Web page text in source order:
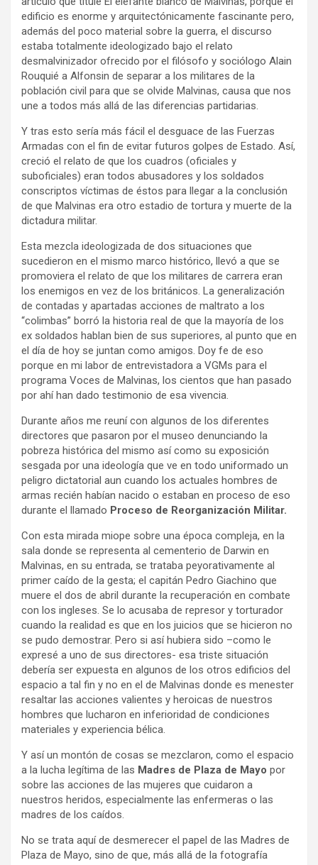
edificio es enorme y arquitectónicamente fascinante pero,
además del poco material sobre la guerra, el discurso
estaba totalmente ideologizado bajo el relato
desmalvinizador ofrecido por el filósofo y sociólogo Alain
Rouquié a Alfonsin de separar a los militares de la
población civil para que se olvide Malvinas, causa que nos
une a todos más allá de las diferencias partidarias.
Y tras esto sería más fácil el desguace de las Fuerzas
Armadas con el fin de evitar futuros golpes de Estado. Así,
creció el relato de que los cuadros (oficiales y
suboficiales) eran todos abusadores y los soldados
conscriptos víctimas de éstos para llegar a la conclusión
de que Malvinas era otro estadio de tortura y muerte de la
dictadura militar.
Esta mezcla ideologizada de dos situaciones que
sucedieron en el mismo marco histórico, llevó a que se
promoviera el relato de que los militares de carrera eran
los enemigos en vez de los británicos. La generalización
de contadas y apartadas acciones de maltrato a los
“colimbas” borró la historia real de que la mayoría de los
ex soldados hablan bien de sus superiores, al punto que en
el día de hoy se juntan como amigos. Doy fe de eso
porque en mi labor de entrevistadora a VGMs para el
programa Voces de Malvinas, los cientos que han pasado
por ahí han dado testimonio de esa vivencia.
Durante años me reuní con algunos de los diferentes
directores que pasaron por el museo denunciando la
pobreza histórica del mismo así como su exposición
sesgada por una ideología que ve en todo uniformado un
peligro dictatorial aun cuando los actuales hombres de
armas recién habían nacido o estaban en proceso de eso
durante el llamado Proceso de Reorganización Militar.
Con esta mirada miope sobre una época compleja, en la
sala donde se representa al cementerio de Darwin en
Malvinas, en su entrada, se trataba peyorativamente al
primer caído de la gesta; el capitán Pedro Giachino que
muere el dos de abril durante la recuperación en combate
con los ingleses. Se lo acusaba de represor y torturador
cuando la realidad es que en los juicios que se hicieron no
se pudo demostrar. Pero si así hubiera sido –como le
expresé a uno de sus directores- esa triste situación
debería ser expuesta en algunos de los otros edificios del
espacio a tal fin y no en el de Malvinas donde es menester
resaltar las acciones valientes y heroicas de nuestros
hombres que lucharon en inferioridad de condiciones
materiales y experiencia bélica.
Y así un montón de cosas se mezclaron, como el espacio
a la lucha legítima de las Madres de Plaza de Mayo por
sobre las acciones de las mujeres que cuidaron a
nuestros heridos, especialmente las enfermeras o las
madres de los caídos.
No se trata aquí de desmerecer el papel de las Madres de
Plaza de Mayo, sino de que, más allá de la fotografía